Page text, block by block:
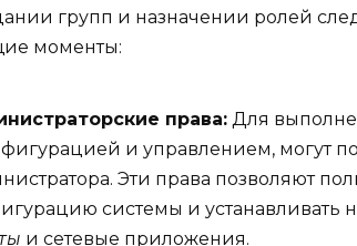
групп и назначении ролей
моменты:
права: Для
и управлением, могут
Эти права позволяют
системы и устанавливать
и сетевые приложения.